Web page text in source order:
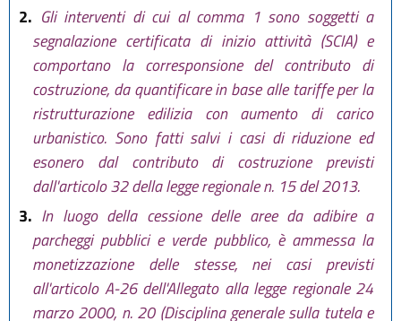
2. Gli interventi di cui al comma 1 sono soggetti a
segnalazione certificata di inizio attività (SCIA) e
comportano la corresponsione del contributo di
costruzione, da quantificare in base alle tariffe per la
ristrutturazione edilizia con aumento di carico
urbanistico. Sono fatti salvi i casi di riduzione ed
esonero dal contributo di costruzione previsti
dall'articolo 32 della legge regionale n. 15 del 2013.
3. In luogo della cessione delle aree da adibire a
parcheggi pubblici e verde pubblico, è ammessa la
monetizzazione delle stesse, nei casi previsti
all'articolo A-26 dell'Allegato alla legge regionale 24
marzo 2000, n. 20 (Disciplina generale sulla tutela e